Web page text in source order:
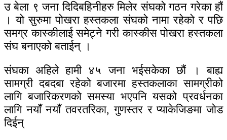
उ बेला ९ जना दिदिबहिनीहरु मिलेर संघको गठन गरेका हौं
। यो सुरुमा पोखरा हस्तकला संघको नामा रहेको र पछि
समग्र कास्कीलाई समेट्ने गरी कास्कीस पोखरा हस्तकला
संघ बनाएको बताईन् ।
संघका अहिले हामी ४५ जना भईसकेका छौं । बाह्य
सामग्री दबदबा रहेको बजारमा हस्तकलाका सामग्रीको
लागि बजारिकरणको समस्या भएपनि यसको प्रवर्धनका
लागि नयाँ नयाँ तवरतरिका, गुणस्तर र प्याकेजिङमा जोड
दिईन्